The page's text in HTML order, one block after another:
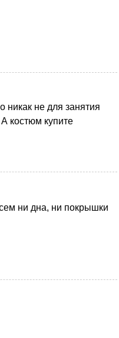
никак не для занятия
костюм купите
ни дна, ни покрышки